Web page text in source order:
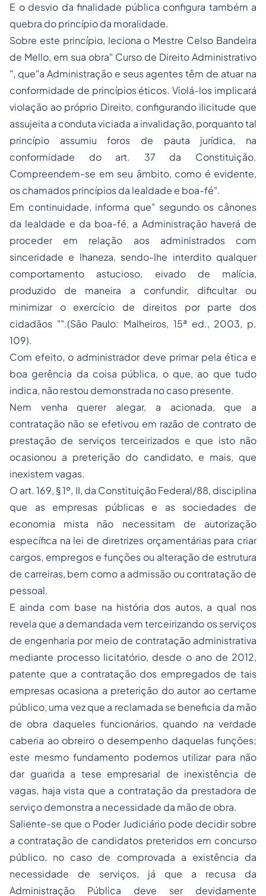
E o desvio da finalidade pública configura também a
quebra do princípio da moralidade.
Sobre este princípio, leciona o Mestre Celso Bandeira
de Mello, em sua obra" Curso de Direito Administrativo
", que"a Administração e seus agentes têm de atuar na
conformidade de princípios éticos. Violá-los implicará
violação ao próprio Direito, configurando ilicitude que
assujeita a conduta viciada a invalidação, porquanto tal
princípio assumiu foros de pauta jurídica, na
conformidade do art. 37 da Constituição.
Compreendem-se em seu âmbito, como é evidente,
os chamados princípios da lealdade e boa-fé".
Em continuidade, informa que" segundo os cânones
da lealdade e da boa-fé, a Administração haverá de
proceder em relação aos administrados com
sinceridade e lhaneza, sendo-lhe interdito qualquer
comportamento astucioso, eivado de malícia,
produzido de maneira a confundir, dificultar ou
minimizar o exercício de direitos por parte dos
cidadãos "".(São Paulo: Malheiros, 15ª ed., 2003, p.
109).
Com efeito, o administrador deve primar pela ética e
boa gerência da coisa pública, o que, ao que tudo
indica, não restou demonstrada no caso presente.
Nem venha querer alegar, a acionada, que a
contratação não se efetivou em razão de contrato de
prestação de serviços terceirizados e que isto não
ocasionou a preterição do candidato, e mais, que
inexistem vagas.
O art. 169, § 1º, II, da Constituição Federal/88, disciplina
que as empresas públicas e as sociedades de
economia mista não necessitam de autorização
específica na lei de diretrizes orçamentárias para criar
cargos, empregos e funções ou alteração de estrutura
de carreiras, bem como a admissão ou contratação de
pessoal.
E ainda com base na história dos autos, a qual nos
revela que a demandada vem terceirizando os serviços
de engenharia por meio de contratação administrativa
mediante processo licitatório, desde o ano de 2012,
patente que a contratação dos empregados de tais
empresas ocasiona a preterição do autor ao certame
público, uma vez que a reclamada se beneficia da mão
de obra daqueles funcionários, quando na verdade
caberia ao obreiro o desempenho daquelas funções;
este mesmo fundamento podemos utilizar para não
dar guarida a tese empresarial de inexistência de
vagas, haja vista que a contratação da prestadora de
serviço demonstra a necessidade da mão de obra.
Saliente-se que o Poder Judiciário pode decidir sobre
a contratação de candidatos preteridos em concurso
público, no caso de comprovada a existência da
necessidade de serviços, já que a recusa da
Administração Pública deve ser devidamente